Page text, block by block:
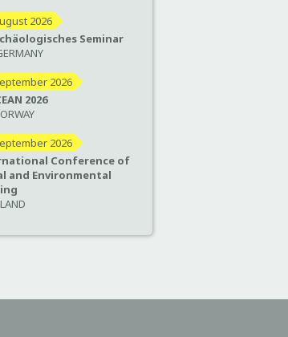
2026
Seminar
2026
2026
2026
Conference of
and Environmental